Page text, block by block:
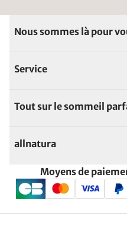
Nous sommes là pour
Service
Tout sur le sommeil
allnatura
Moyens de